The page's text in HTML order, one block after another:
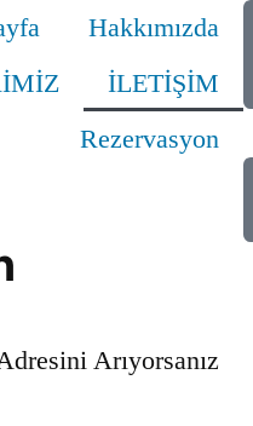
Hakkımızda
İLETİŞİM
Rezervasyon
Arıyorsanız